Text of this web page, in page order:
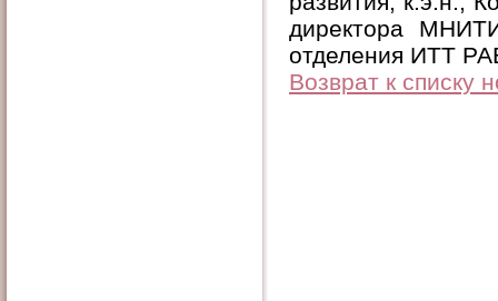
директора
отделения ИТТ
Возврат к списку